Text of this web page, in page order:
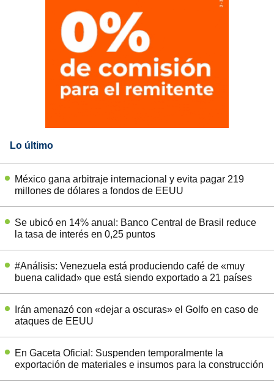
Lo último
México gana arbitraje internacional y evita pagar 219
millones de dólares a fondos de EEUU
Se ubicó en 14% anual: Banco Central de Brasil reduce
la tasa de interés en 0,25 puntos
#Análisis: Venezuela está produciendo café de «muy
buena calidad» que está siendo exportado a 21 países
Irán amenazó con «dejar a oscuras» el Golfo en caso de
ataques de EEUU
En Gaceta Oficial: Suspenden temporalmente la
exportación de materiales e insumos para la construcción